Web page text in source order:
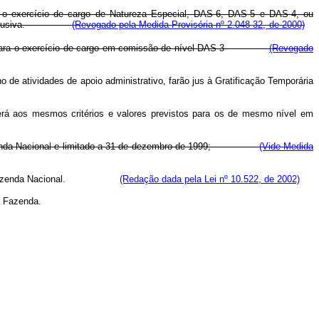
exercício de cargo de Natureza Especial, DAS-6, DAS-5 e DAS-4, ou
Exclusiva.(Revogado pela Medida Provisória nº 2.048-32, de 2000)
para o exercício de cargo em comissão de nível DAS-3(Revogado
atividades de apoio administrativo, farão jus à Gratificação Temporária
aos mesmos critérios e valores previstos para os de mesmo nível em
Fazenda Nacional e limitado a 31 de dezembro de 1999;(Vide Medida
da Fazenda Nacional. (Redação dada pela Lei nº 10.522, de 2002)